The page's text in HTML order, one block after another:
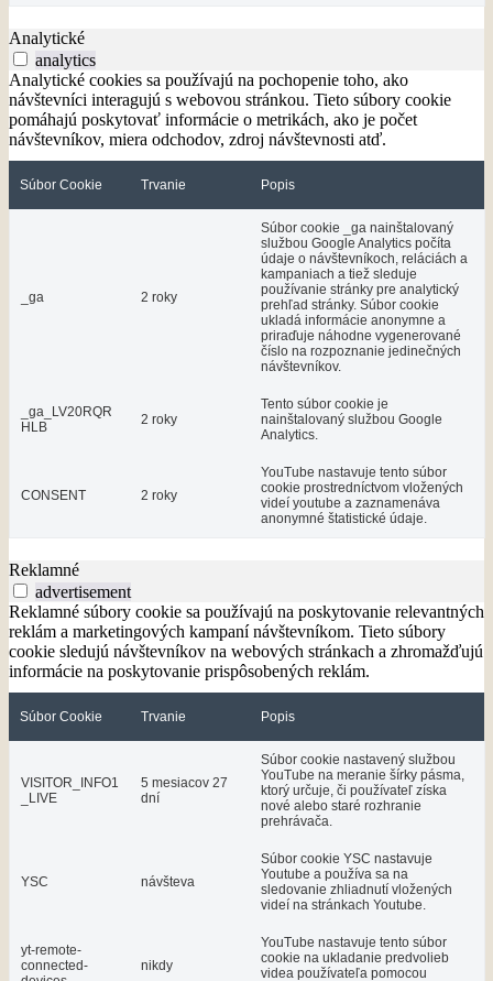
Analytické
analytics
Analytické cookies sa používajú na pochopenie toho, ako
návštevníci interagujú s webovou stránkou. Tieto súbory cookie
pomáhajú poskytovať informácie o metrikách, ako je počet
návštevníkov, miera odchodov, zdroj návštevnosti atď.
Súbor Cookie Trvanie Popis
_ga 2 roky
Súbor cookie _ga nainštalovaný
službou Google Analytics počíta
údaje o návštevníkoch, reláciách a
kampaniach a tiež sleduje
používanie stránky pre analytický
prehľad stránky. Súbor cookie
ukladá informácie anonymne a
priraďuje náhodne vygenerované
číslo na rozpoznanie jedinečných
návštevníkov.
_ga_LV20RQR
HLB
2 roky
Tento súbor cookie je
nainštalovaný službou Google
Analytics.
CONSENT 2 roky
YouTube nastavuje tento súbor
cookie prostredníctvom vložených
videí youtube a zaznamenáva
anonymné štatistické údaje.
Reklamné
advertisement
Reklamné súbory cookie sa používajú na poskytovanie relevantných
reklám a marketingových kampaní návštevníkom. Tieto súbory
cookie sledujú návštevníkov na webových stránkach a zhromažďujú
informácie na poskytovanie prispôsobených reklám.
Súbor Cookie Trvanie Popis
VISITOR_INFO1
_LIVE
5 mesiacov 27
dní
Súbor cookie nastavený službou
YouTube na meranie šírky pásma,
ktorý určuje, či používateľ získa
nové alebo staré rozhranie
prehrávača.
YSC návšteva
Súbor cookie YSC nastavuje
Youtube a používa sa na
sledovanie zhliadnutí vložených
videí na stránkach Youtube.
yt-remote-
connected-
nikdy
YouTube nastavuje tento súbor
cookie na ukladanie predvolieb
videa používateľa pomocou